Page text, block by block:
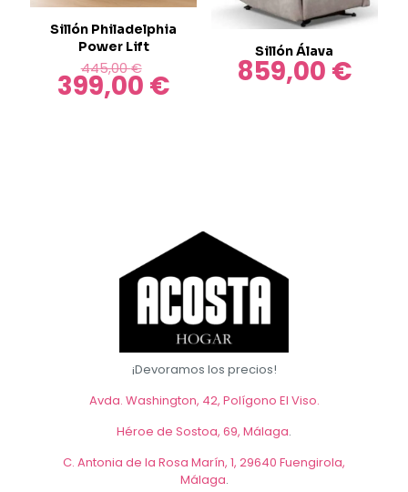
Sillón Philadelphia
Power Lift
445,00€
precio
original
399,00 €El
Sillón Álava
859,00 €
¡Devoramos los precios!
Avda. Washington, 42, Polígono El Viso.
Héroe de Sostoa, 69, Málaga.
C. Antonia de la Rosa Marín, 1, 29640 Fuengirola,
Málaga.